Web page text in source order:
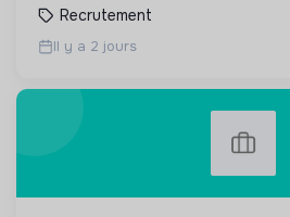
Recrutement
Il y a 2 jours